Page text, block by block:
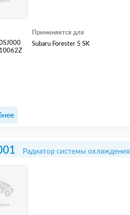
Применяется для
Subaru Forester 5 SK
Радиатор системы охлаждения